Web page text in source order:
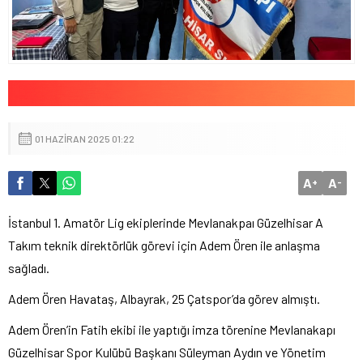
01 HAZIRAN 2025 01:22
A+ A-
İstanbul 1. Amatör Lig ekiplerinde Mevlanakpaı Güzelhisar A
Takım teknik direktörlük görevi için Adem Ören ile anlaşma
sağladı.
Adem Ören Havataş, Albayrak, 25 Çatspor’da görev almıştı.
Adem Ören’in Fatih ekibi ile yaptığı imza törenine Mevlanakapı
Güzelhisar Spor Kulübü Başkanı Süleyman Aydın ve Yönetim